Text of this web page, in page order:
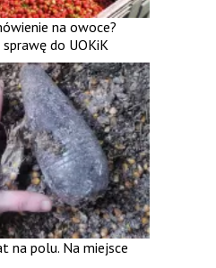
na owoce?
do UOKiK
na polu. Na miejsce